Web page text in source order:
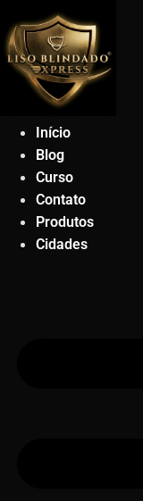
para
o
conteúdo
Início
Blog
Curso
Contato
Produtos
Cidades